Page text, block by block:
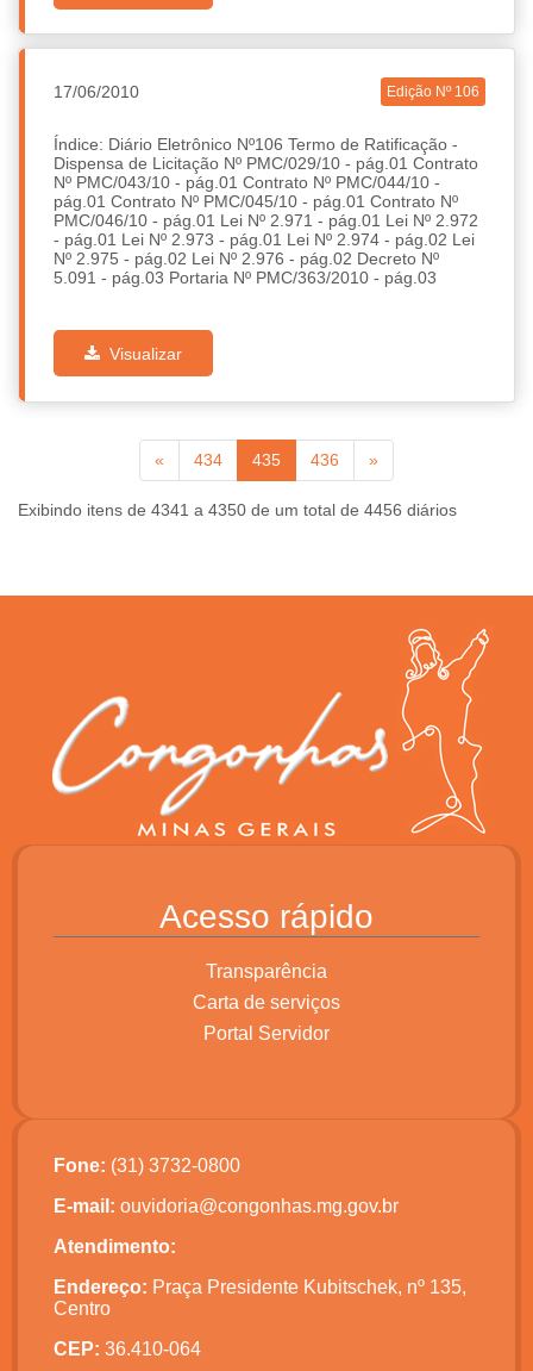
17/06/2010 Edição Nº 106
Índice: Diário Eletrônico Nº106 Termo de Ratificação -
Dispensa de Licitação Nº PMC/029/10 - pág.01 Contrato
Nº PMC/043/10 - pág.01 Contrato Nº PMC/044/10 -
pág.01 Contrato Nº PMC/045/10 - pág.01 Contrato Nº
PMC/046/10 - pág.01 Lei Nº 2.971 - pág.01 Lei Nº 2.972
- pág.01 Lei Nº 2.973 - pág.01 Lei Nº 2.974 - pág.02 Lei
Nº 2.975 - pág.02 Lei Nº 2.976 - pág.02 Decreto Nº
5.091 - pág.03 Portaria Nº PMC/363/2010 - pág.03
Visualizar
« 434 435 436 »
Exibindo itens de 4341 a 4350 de um total de 4456 diários
Acesso rápido
Transparência
Carta de serviços
Portal Servidor
Fone: (31) 3732-0800
E-mail: ouvidoria@congonhas.mg.gov.br
Atendimento:
Endereço: Praça Presidente Kubitschek, nº 135,
Centro
CEP: 36.410-064